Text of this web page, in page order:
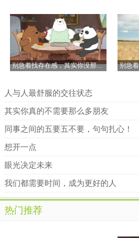
别急着找存在感，其实你没那么重要
人与人最舒服的交往状态
其实你真的不需要那么多朋友
同事之间的五要五不要，句句扎心！
想开一点
眼光决定未来
我们都需要时间，成为更好的人
热门推荐